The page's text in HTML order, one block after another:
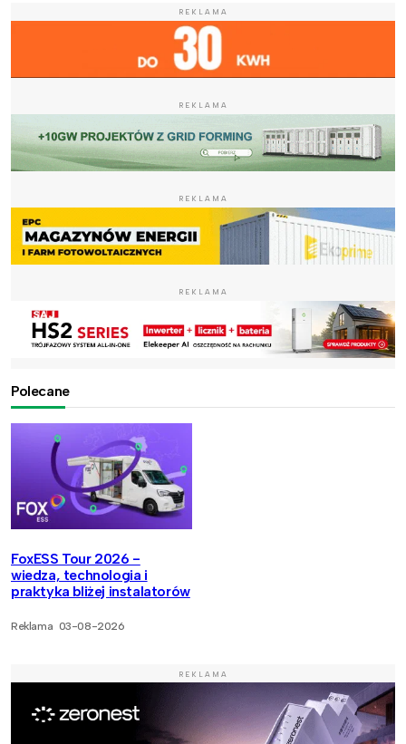
REKLAMA
REKLAMA
REKLAMA
REKLAMA
Polecane
FoxESS Tour 2026 -
wiedza, technologia i
praktyka bliżej instalatorów
Reklama 03-08-2026
REKLAMA